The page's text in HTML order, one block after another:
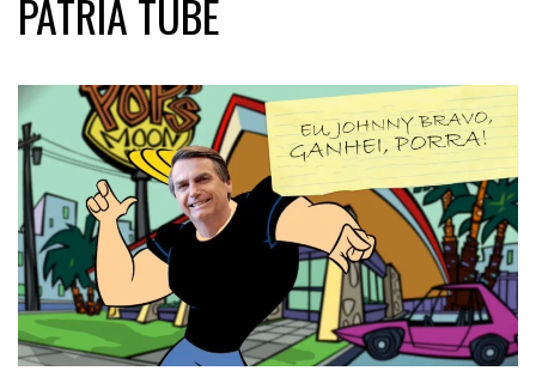
PÁTRIA TUBE